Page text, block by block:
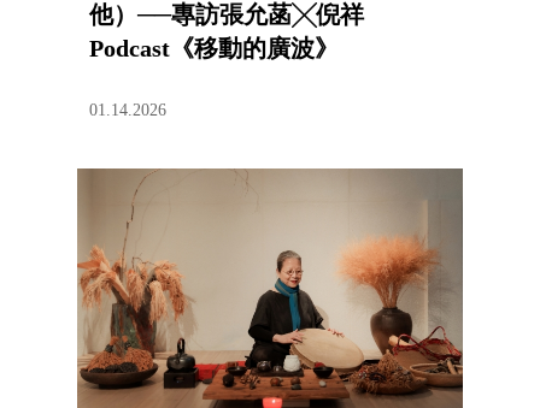
他）──專訪張允菡╳倪祥
Podcast《移動的廣波》
01.14.2026